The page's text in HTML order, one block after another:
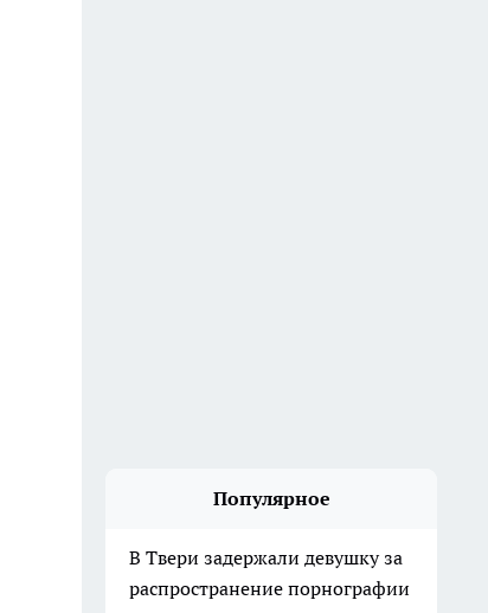
Популярное
В Твери задержали девушку за
распространение порнографии